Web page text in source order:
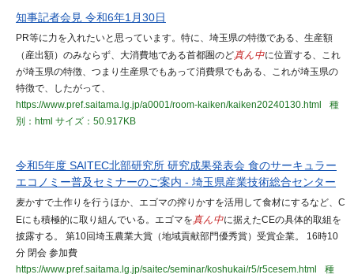
知事記者会見 令和6年1月30日
PR等に力を入れたいと思っています。特に、埼玉県の特徴である、生産額
（産出額）のみならず、大消費地である首都圏のど真ん中に位置する、これ
が埼玉県の特徴、つまり生産県でもあって消費県でもある、これが埼玉県の
特徴で、したがって、
https://www.pref.saitama.lg.jp/a0001/room-kaiken/kaiken20240130.html
種
別：html サイズ：50.917KB
令和5年度 SAITEC北部研究所 研究成果発表会 食のサーキュラー
エコノミー普及セミナーのご案内 - 埼玉県産業技術総合センター
麦かすで土作りを行うほか、エゴマの搾りかすを活用して食材にするなど、C
Eにも積極的に取り組んでいる。エゴマを真ん中に据えたCEの具体的取組を
披露する。 第10回埼玉農業大賞（地域貢献部門優秀賞）受賞企業。 16時10
分 閉会 参加費
https://www.pref.saitama.lg.jp/saitec/seminar/koshukai/r5/r5cesem.html
種